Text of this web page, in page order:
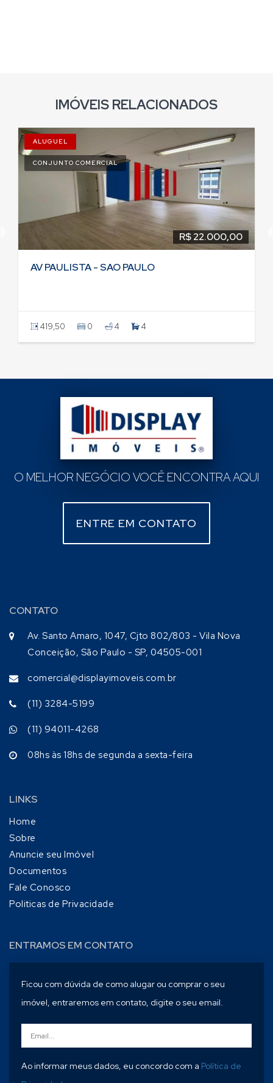
IMÓVEIS RELACIONADOS
ALUGUEL
CONJUNTO COMERCIAL
R$ 22.000,00
AV PAULISTA - SAO PAULO
419,50 0 4 4
O MELHOR NEGÓCIO VOCÊ ENCONTRA AQUI
ENTRE EM CONTATO
CONTATO
Av. Santo Amaro, 1047, Cjto 802/803 - Vila Nova
Conceição, São Paulo - SP, 04505-001
comercial@displayimoveis.com.br
(11) 3284-5199
(11) 94011-4268
08hs às 18hs de segunda a sexta-feira
LINKS
Home
Sobre
Anuncie seu Imóvel
Documentos
Fale Conosco
Politicas de Privacidade
ENTRAMOS EM CONTATO
Ficou com dúvida de como alugar ou comprar o seu
imóvel, entraremos em contato, digite o seu email.
Ao informar meus dados, eu concordo com a Política de